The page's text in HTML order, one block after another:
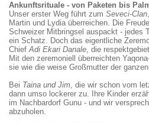
Ankunftsrituale - von Paketen bis
Unser erster Weg führt zum Seveci-Clan
Martin und Lydia überreichen. Die
Schweizer Mitbringsel auspackt - jedes
ein Schatz. Doch das eigentliche
ChiefAdi Ekari Danale, die
Mit den zeremoniell überreichten
sie wie die weise Großmutter der
Bei Taina und Jim, die wir schon vom
dann umso lockerer zu. Ihre Kinder
im Nachbardorf Gunu - und wir
abzuholen.